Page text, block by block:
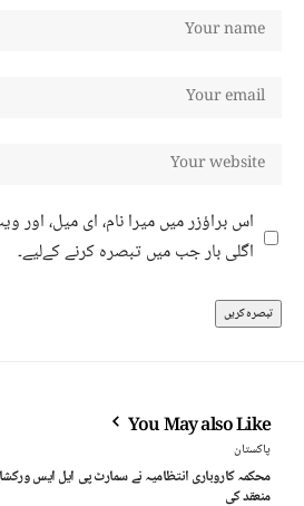
اس براؤزر میں میرا نام، ای میل،
اگلی بار جب میں تبصرہ کرنے کےلیے۔
You May also Like
پاکستان
محکمہ کاروباری انتظامیہ نے سمارٹ پی ایل ایس
منعقد کی